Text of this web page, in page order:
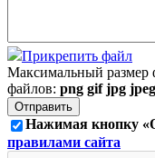
Прикрепить файл
Максимальный размер
файлов: png gif jpg jpeg
Нажимая кнопку
правилами сайта